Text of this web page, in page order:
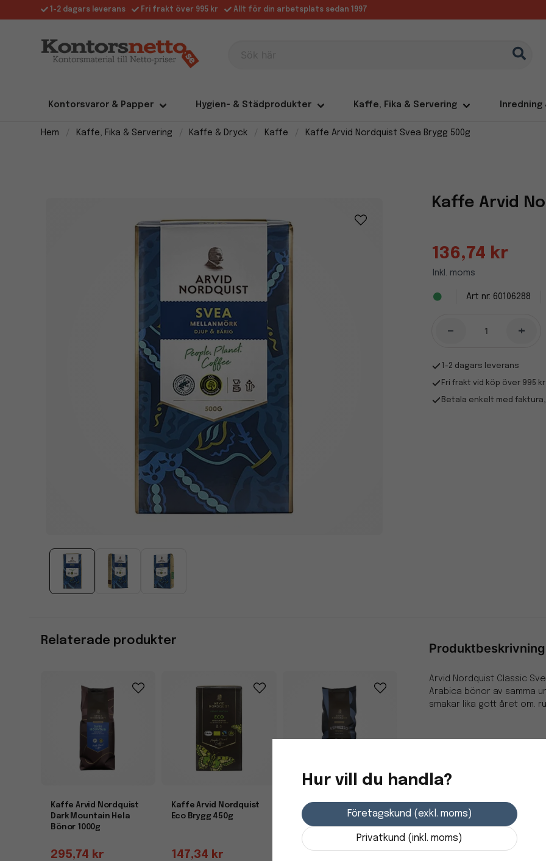
1-2 dagars leverans Fri frakt över 995 kr Allt för din arbetsplats sedan 1997
Kontorsvaror & Papper Hygien- & Städprodukter Kaffe, Fika & Servering
Hem Kaffe, Fika & Servering Kaffe & Dryck Kaffe Kaffe Arvid Nordquist Svea Brygg 500g
Kaffe Arvid
136,74 kr
Inkl. moms
60106288
- +
1-2 dagars leverans
Fri frakt vid köp över 995 kr
Betala enkelt med
Relaterade produkter
Kaffe Arvid Nordquist
Dark Mountain Hela
Bönor 1000g
295,74 kr
Kaffe Arvid Nordquist
Eco Brygg 450g
147,34 kr
Kaffe Arvid Nordquist
Divino Espresso Hela
Bönor 1000g
348,74 kr
Produktbeskrivning
Arvid Nordquist Classic
Arabica bönor av samma
smakar lika gott året om.
Doft med toner av
och ingefära. En
Svea är ett 100 % hållbart
klimatkompenserat kaffe.
Hur vill du handla?
Företagskund (exkl. moms)
Privatkund (inkl. moms)